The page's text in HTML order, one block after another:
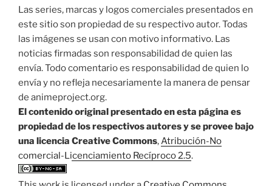
Las series, marcas y logos comerciales presentados en
este sitio son propiedad de su respectivo autor. Todas
las imágenes se usan con motivo informativo. Las
noticias firmadas son responsabilidad de quien las
envía. Todo comentario es responsabilidad de quien lo
envía y no refleja necesariamente la manera de pensar
de animeproject.org.
El contenido original presentado en esta página es
propiedad de los respectivos autores y se provee bajo
una licencia Creative Commons,Atribución-No
comercial-Licenciamiento Recíproco 2.5.